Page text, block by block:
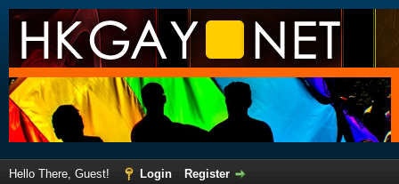
Hello There, Guest! Login
Register